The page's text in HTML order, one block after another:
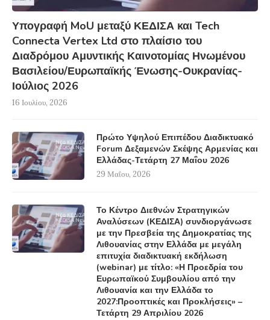
Υπογραφή MoU μεταξύ ΚΕΔΙΣΑ και Tech
Connecta Vertex Ltd στο πλαίσιο του
Διαδρόμου Αμυντικής Καινοτομίας Ηνωμένου
Βασιλείου/Ευρωπαϊκής Ένωσης-Ουκρανίας-
Ιούλιος 2026
16 Ιουλίου, 2026
Πρώτο Υψηλού Επιπέδου Διαδικτυακό
Forum Δεξαμενών Σκέψης Αρμενίας και
Ελλάδας-Τετάρτη 27 Μαΐου 2026
29 Μαΐου, 2026
Το Κέντρο Διεθνών Στρατηγικών
Αναλύσεων (ΚΕΔΙΣΑ) συνδιοργάνωσε
με την Πρεσβεία της Δημοκρατίας της
Λιθουανίας στην Ελλάδα με μεγάλη
επιτυχία διαδικτυακή εκδήλωση
(webinar) με τίτλο: «Η Προεδρία του
Ευρωπαϊκού Συμβουλίου από την
Λιθουανία και την Ελλάδα το
2027:Προοπτικές και Προκλήσεις» –
Τετάρτη 29 Απριλίου 2026